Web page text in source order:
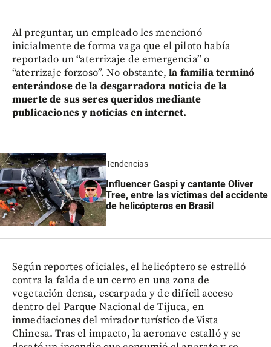
Al preguntar, un empleado les mencionó
inicialmente de forma vaga que el piloto había
reportado un “aterrizaje de emergencia” o
“aterrizaje forzoso”. No obstante,la familia terminó
enterándose de la desgarradora noticia de la
muerte de sus seres queridos mediante
publicaciones y noticias en internet.
Tendencias
Influencer Gaspi y cantante Oliver
Tree, entre las víctimas del accidente
de helicópteros en Brasil
Según reportes oficiales, el helicóptero se estrelló
contra la falda de un cerro en una zona de
vegetación densa, escarpada y de difícil acceso
dentro del Parque Nacional de Tijuca, en
inmediaciones del mirador turístico de Vista
Chinesa. Tras el impacto, la aeronave estalló y se